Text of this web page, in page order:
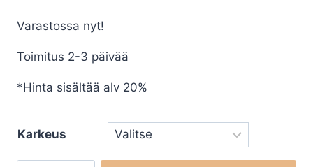
Varastossa nyt!
Toimitus 2-3 päivää
*Hinta sisältää alv 20%
Karkeus